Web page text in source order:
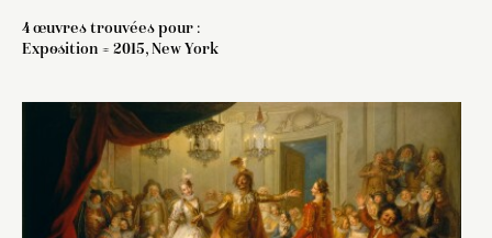
4 œuvres trouvées pour :
Exposition = 2015, New York